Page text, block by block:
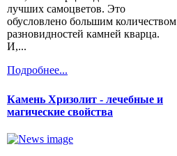
лучших самоцветов. Это
обусловлено большим количеством
разновидностей камней кварца.
И,...
Подробнее...
Камень Хризолит - лечебные и
магические свойства